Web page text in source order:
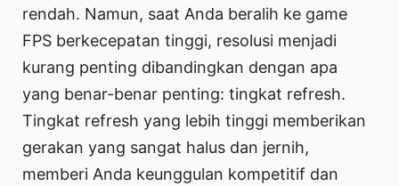
rendah. Namun, saat Anda beralih ke game
FPS berkecepatan tinggi, resolusi menjadi
kurang penting dibandingkan dengan apa
yang benar-benar penting: tingkat refresh.
Tingkat refresh yang lebih tinggi memberikan
gerakan yang sangat halus dan jernih,
memberi Anda keunggulan kompetitif dan